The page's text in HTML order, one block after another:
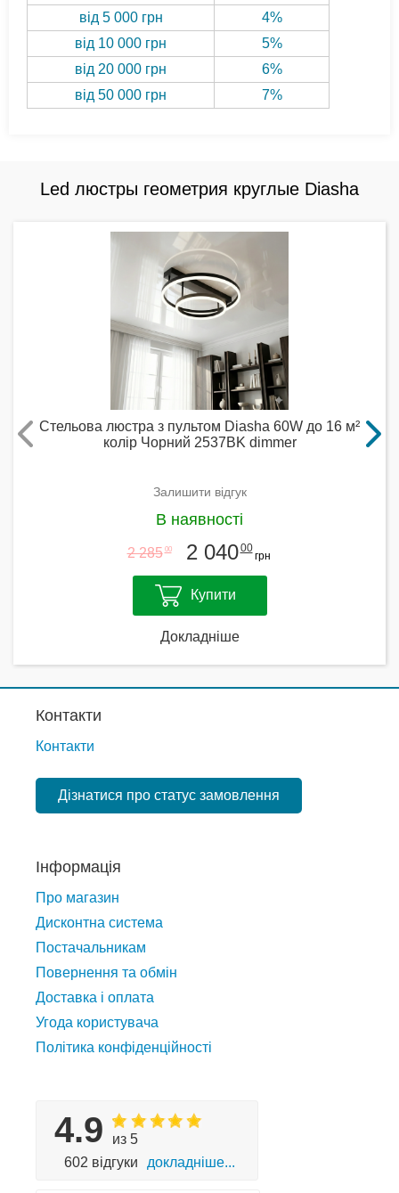
від 5 000 грн
4%
від 10 000 грн
5%
від 20 000 грн
6%
від 50 000 грн
7%
Led люстры геометрия круглые Diasha
Стельова люстра з пультом Diasha 60W до 16 м²
колір Чорний 2537BK dimmer
Залишити відгук
В наявності
2 285 00 2 04000
грн
Купити
Докладніше
Контакти
Контакти
Дізнатися про статус замовлення
Інформація
Про магазин
Дисконтна система
Постачальникам
Повернення та обмін
Доставка і оплата
Угода користувача
Політика конфіденційності
4.9
из 5
602 відгуки
докладніше...